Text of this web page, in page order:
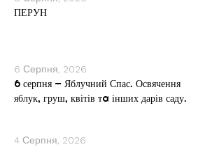
ПЕРУН
6 Серпня, 2026
6 серпня — Яблучний Спас. Освячення
яблук, груш, квітів тa інших дарів саду.
4 Серпня, 2026